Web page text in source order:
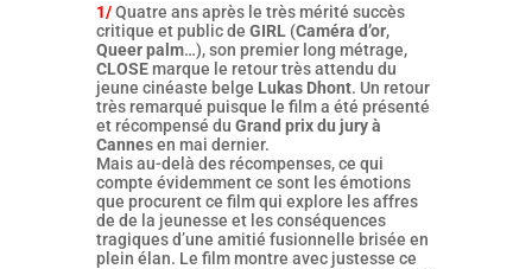
1/Quatre ans après le très mérité succès
critique et public de GIRL(Caméra d’or,
Queer palm…), son premier long métrage,
CLOSEmarque le retour très attendu du
jeune cinéaste belge Lukas Dhont. Un retour
très remarqué puisque le film a été présenté
et récompensé du Grand prix du jury à
Cannes en mai dernier.
Mais au-delà des récompenses, ce qui
compte évidemment ce sont les émotions
que procurent ce film qui explore les affres
de de la jeunesse et les conséquences
tragiques d’une amitié fusionnelle brisée en
plein élan. Le film montre avec justesse ce